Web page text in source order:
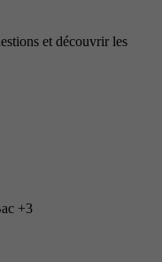
et découvrir les
+3